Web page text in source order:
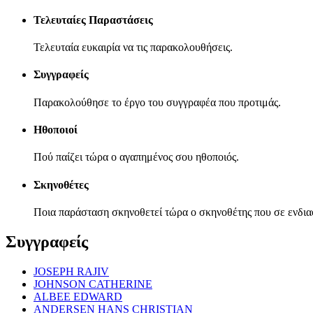
Τελευταίες Παραστάσεις
Τελευταία ευκαιρία να τις παρακολουθήσεις.
Συγγραφείς
Παρακολούθησε το έργο του συγγραφέα που προτιμάς.
Ηθοποιοί
Πού παίζει τώρα ο αγαπημένος σου ηθοποιός.
Σκηνοθέτες
Ποια παράσταση σκηνοθετεί τώρα ο σκηνοθέτης που σε
Συγγραφείς
JOSEPH RAJIV
JOHNSON CATHERINE
ALBEE EDWARD
ANDERSEN HANS CHRISTIAN